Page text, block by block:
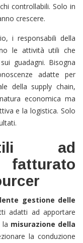
controllabili. Solo in
crescere.
i responsabili della
le attività utili che
guadagni. Bisogna
adatte per
della supply chain,
economica ma
e la logistica. Solo
ad
gestione delle
adatti ad apportare
la misurazione della
la conduzione